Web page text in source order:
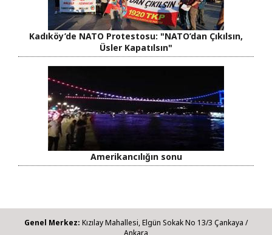
Kadıköy’de NATO Protestosu: "NATO’dan Çıkılsın,
Üsler Kapatılsın"
Amerikancılığın sonu
Genel Merkez: Kızılay Mahallesi, Elgün Sokak No 13/3 Çankaya /
Ankara